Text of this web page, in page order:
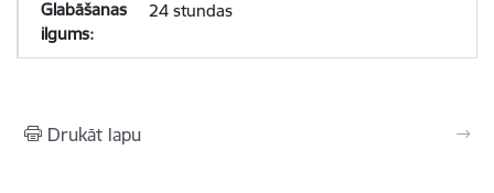
24 stundas
Drukāt lapu